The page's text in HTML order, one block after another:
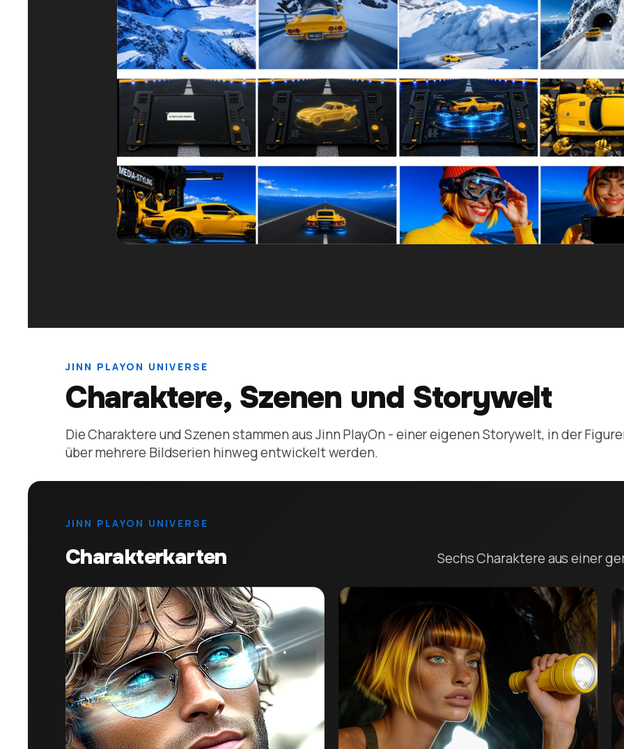
JINN PLAYON UNIVERSE
Charaktere, Szenen und Storywelt
Die Charaktere und Szenen stammen aus Jinn PlayOn - einer eigenen Storywelt, in der
über mehrere Bildserien hinweg entwickelt werden.
JINN PLAYON UNIVERSE
Charakterkarten Sechs Charaktere aus einer